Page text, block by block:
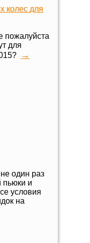
пожалуйста
для
→
один раз
пьюки и
условия
на